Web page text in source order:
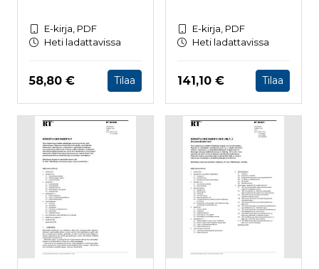
E-kirja, PDF
Heti ladattavissa
Hinta nyt
58,80 € Tilaa
E-kirja, PDF
Heti ladattavissa
Hinta nyt
141,10 € Tilaa